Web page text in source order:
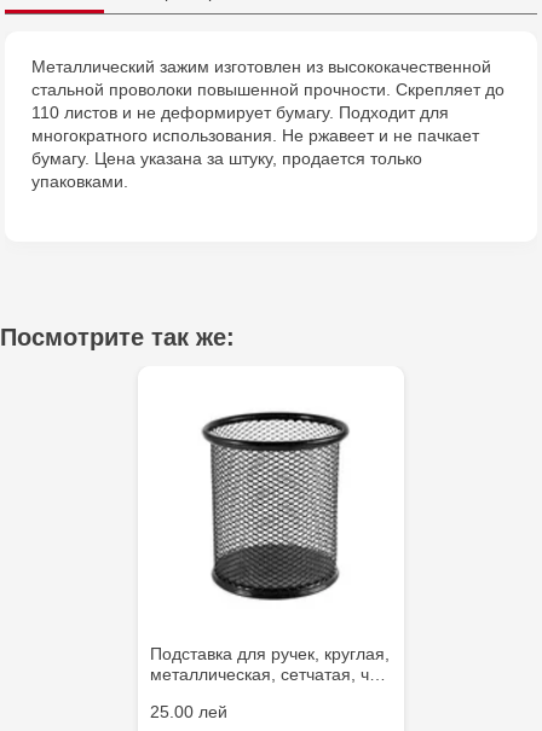
Crafti Buiucani - str. Alba Iulia, 77/18
Crafti Ciocana - str. Alecu Russo, 61/6
Crafti Comrat - str Pobeda,48
Crafti Centru - bd. Ștefan cel Mare și Sfânt,
Crafti Ciocana - bd. Mircea cel Bătrân,17/3
Металлический зажим изготовлен из высококачественной
стальной проволоки повышенной прочности. Скрепляет до
110 листов и не деформирует бумагу. Подходит для
многократного использования. Не ржавеет и не пачкает
бумагу. Цена указана за штуку, продается только
упаковками.
Посмотрите так же:
Подставка для ручек, круглая,
металлическая, сетчатая, ч…
25.00 лей